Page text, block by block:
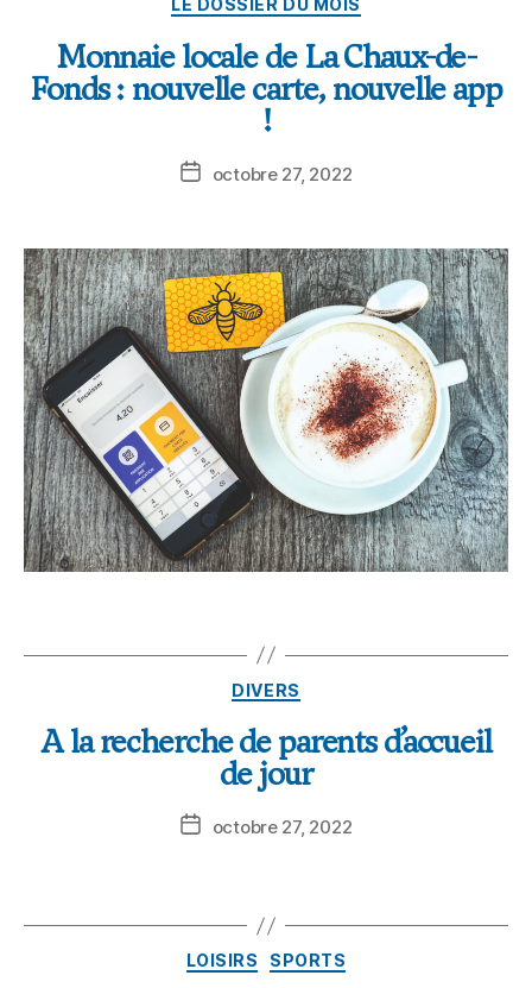
LE DOSSIER DU MOIS
Monnaie locale de La Chaux-de-
Fonds : nouvelle carte, nouvelle app
!
octobre 27, 2022
DIVERS
A la recherche de parents d’accueil
de jour
octobre 27, 2022
LOISIRS SPORTS